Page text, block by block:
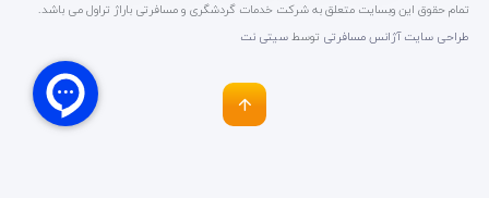
تمام حقوق این وبسایت متعلق به شرکت خدمات گردشگری و مسافرتی باراژ تراول می باشد.
طراحی سایت آژانس مسافرتی توسط سیتی نت